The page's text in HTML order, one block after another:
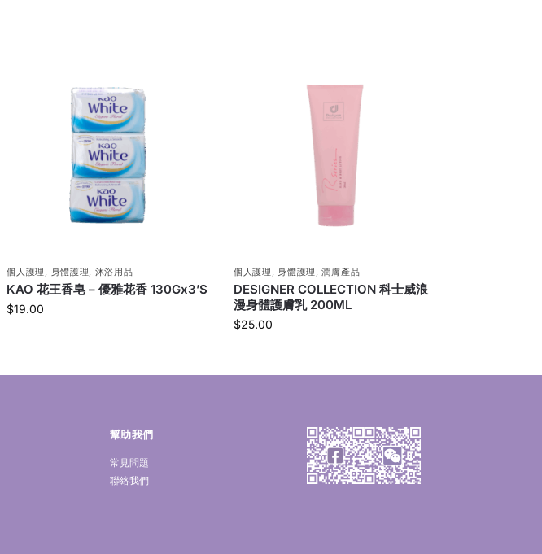
個人護理 , 身體護理, 沐浴用品
KAO 花王香皂 – 優雅花香 130Gx3’S
$19.00
個人護理 ,身體護理 ,潤膚產品
DESIGNER COLLECTION 科士威浪
漫身體護膚乳 200ML
$25.00
幫助我們
常見問題
聯絡我們